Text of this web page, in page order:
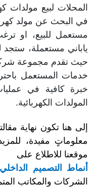
المحلات لبيع مولدات
في البحث عن مولد
مستعمل للبيع، او
ياباني مستعملة، ستجد
حيث تقدم مجموعة
خدمات المستعمل
خبرة كافية في
المولدات الكهربائية.
إلى هنا تكون نهاية
معلوماتٍ مفيدة،
موقعنا للاطلاع على
أنماط التصميم
الشركات والمكاتب